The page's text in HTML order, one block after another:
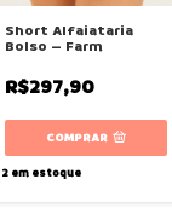
Short Alfaiataria
Bolso – Farm
R$297,90
COMPRAR
2em estoque